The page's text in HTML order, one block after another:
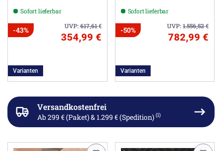
Sofort lieferbar
UVP:617,61€
-43%
354,99 €
Varianten
Sofort lieferbar
UVP:1.556,52€
-50%
782,99 €
Varianten
Versandkostenfrei
Ab 299 € (Paket) & 1.299 € (Spedition) (1)